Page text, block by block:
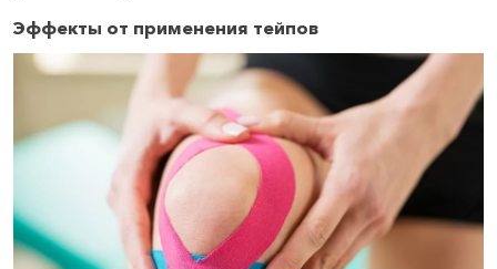
Эффекты от применения тейпов